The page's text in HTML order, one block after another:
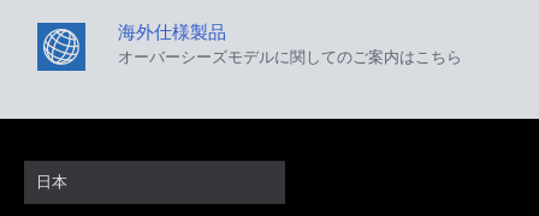
海外仕様製品
オーバーシーズモデルに関してのご案内はこちら
日本